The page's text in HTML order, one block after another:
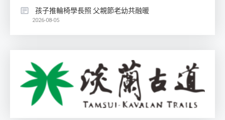
孩子推輪椅學長照 父親節老幼共融暖
2026-08-05